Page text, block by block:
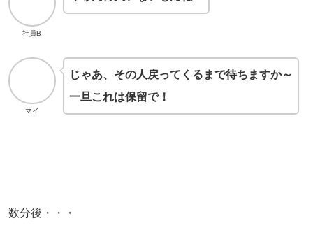
社員B
マイ
じゃあ、その人戻ってくるまで待ちますか～
一旦これは保留で！
数分後・・・